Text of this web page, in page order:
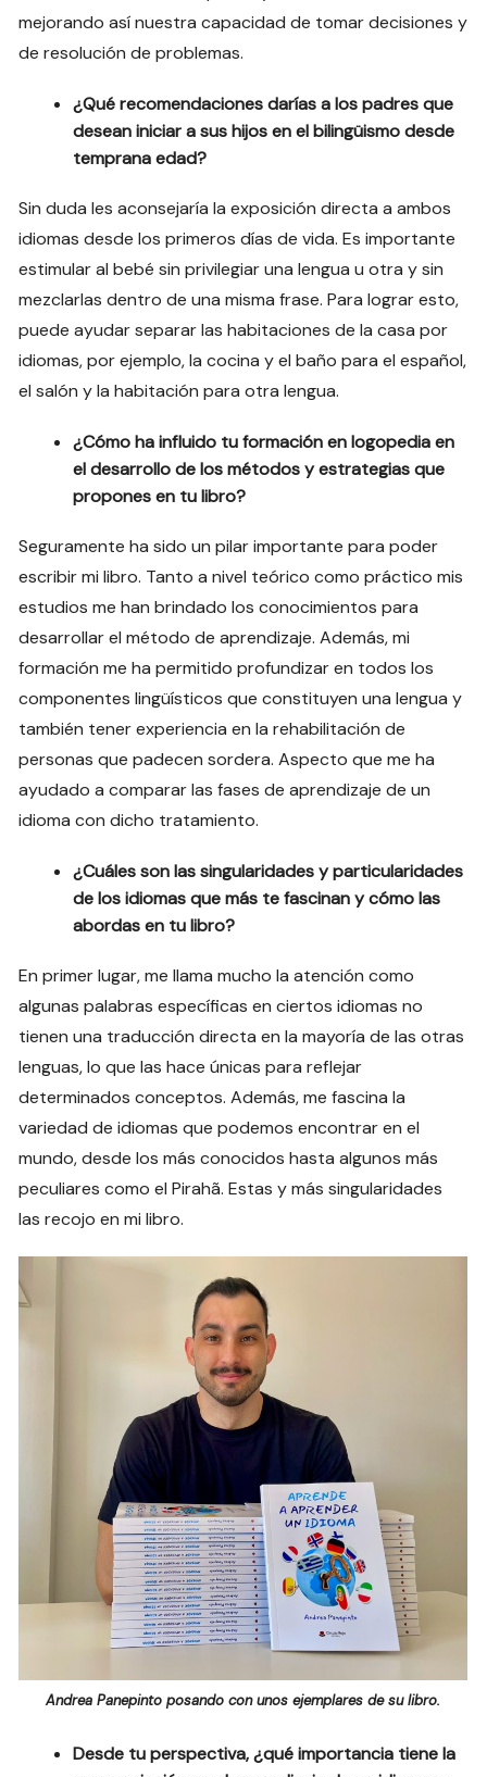
mejorando así nuestra capacidad de tomar decisiones y
de resolución de problemas.
¿Qué recomendaciones darías a los padres que
desean iniciar a sus hijos en el bilingüismo desde
temprana edad?
Sin duda les aconsejaría la exposición directa a ambos
idiomas desde los primeros días de vida. Es importante
estimular al bebé sin privilegiar una lengua u otra y sin
mezclarlas dentro de una misma frase. Para lograr esto,
puede ayudar separar las habitaciones de la casa por
idiomas, por ejemplo, la cocina y el baño para el español,
el salón y la habitación para otra lengua.
¿Cómo ha influido tu formación en logopedia en
el desarrollo de los métodos y estrategias que
propones en tu libro?
Seguramente ha sido un pilar importante para poder
escribir mi libro. Tanto a nivel teórico como práctico mis
estudios me han brindado los conocimientos para
desarrollar el método de aprendizaje. Además, mi
formación me ha permitido profundizar en todos los
componentes lingüísticos que constituyen una lengua y
también tener experiencia en la rehabilitación de
personas que padecen sordera. Aspecto que me ha
ayudado a comparar las fases de aprendizaje de un
idioma con dicho tratamiento.
¿Cuáles son las singularidades y particularidades
de los idiomas que más te fascinan y cómo las
abordas en tu libro?
En primer lugar, me llama mucho la atención como
algunas palabras específicas en ciertos idiomas no
tienen una traducción directa en la mayoría de las otras
lenguas, lo que las hace únicas para reflejar
determinados conceptos. Además, me fascina la
variedad de idiomas que podemos encontrar en el
mundo, desde los más conocidos hasta algunos más
peculiares como el Pirahã. Estas y más singularidades
las recojo en mi libro.
Andrea Panepinto posando con unos ejemplares de su libro.
Desde tu perspectiva, ¿qué importancia tiene la